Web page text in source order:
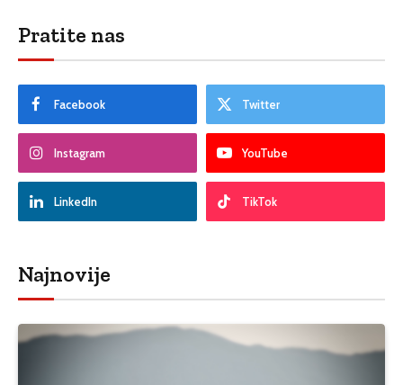
Pratite nas
Facebook Twitter
Instagram YouTube
LinkedIn TikTok
Najnovije